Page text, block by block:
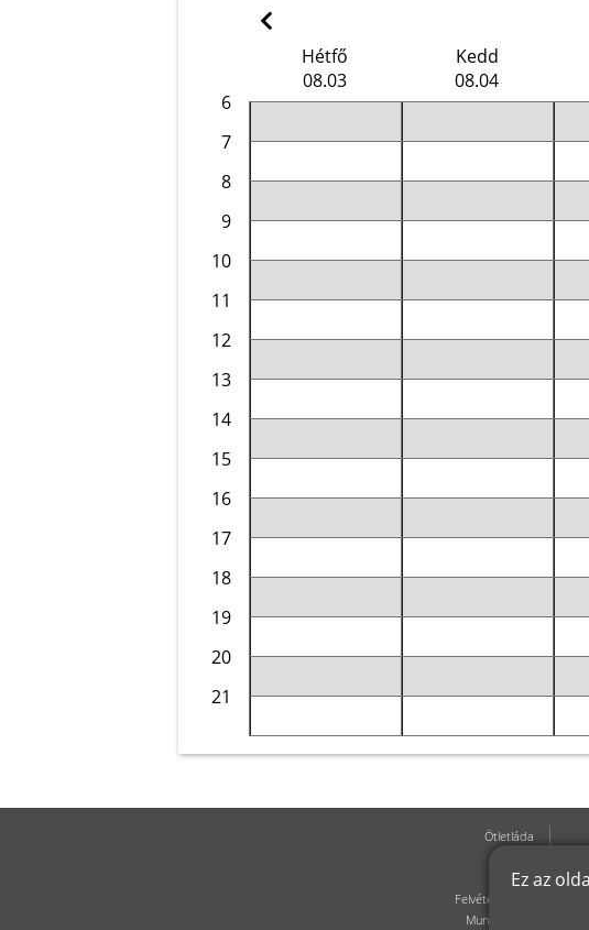
Ez az
Hétfő
08.03
Kedd
08.04
6
7
8
9
10
11
12
13
14
15
16
17
18
19
20
21
Ötletláda
Hírek
Felvételizőknek
Munkatársak